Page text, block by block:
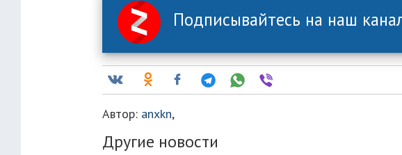
Подписывайтесь на наш
Автор: anxkn,
Другие новости